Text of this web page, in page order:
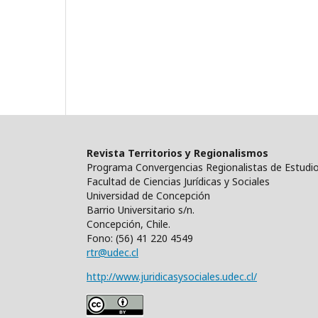
Revista Territorios y Regionalismos
Programa Convergencias Regionalistas de
Facultad de Ciencias Jurídicas y Sociales
Universidad de Concepción
Barrio Universitario s/n.
Concepción, Chile.
Fono: (56) 41 220 4549
rtr@udec.cl
http://www.juridicasysociales.udec.cl/